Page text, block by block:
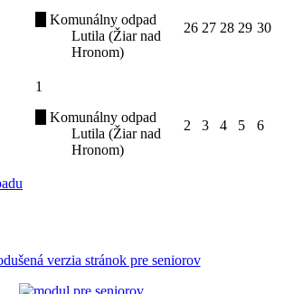
Komunálny odpad
Lutila (Žiar nad
Hronom)
26 27 28 29 30
1
Komunálny odpad
Lutila (Žiar nad
Hronom)
2 3 4 5 6
verzia stránok pre seniorov